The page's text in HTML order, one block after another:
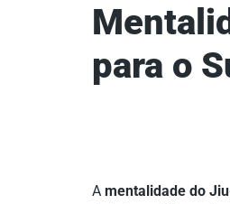
para o
A mentalidade do